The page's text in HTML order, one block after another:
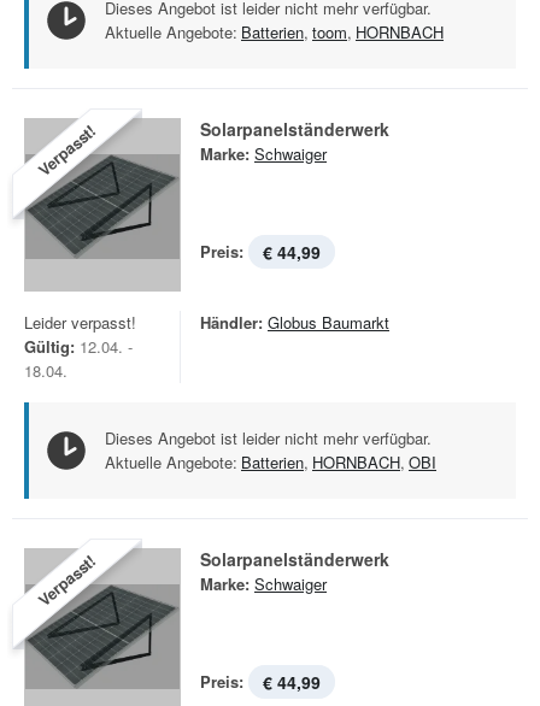
Dieses Angebot ist leider nicht mehr verfügbar.
Aktuelle Angebote: Batterien, toom, HORNBACH
Verpasst! Solarpanelständerwerk
Marke: Schwaiger
Preis: € 44,99
Leider verpasst!
Gültig: 12.04. -
18.04.
Händler: Globus Baumarkt
Dieses Angebot ist leider nicht mehr verfügbar.
Aktuelle Angebote: Batterien, HORNBACH, OBI
Verpasst! Solarpanelständerwerk
Marke: Schwaiger
Preis: € 44,99